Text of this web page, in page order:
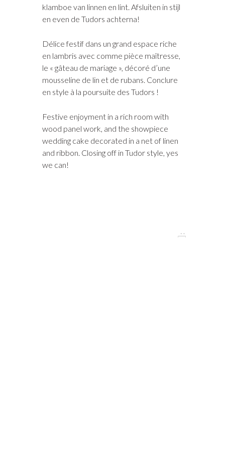
klamboe van linnen en lint. Afsluiten in stijl
en even de Tudors achterna!
Délice festif dans un grand espace riche
en lambris avec comme pièce maîtresse,
le « gâteau de mariage », décoré d’une
mousseline de lin et de rubans. Conclure
en style à la poursuite des Tudors !
Festive enjoyment in a rich room with
wood panel work, and the showpiece
wedding cake decorated in a net of linen
and ribbon. Closing off in Tudor style, yes
we can!